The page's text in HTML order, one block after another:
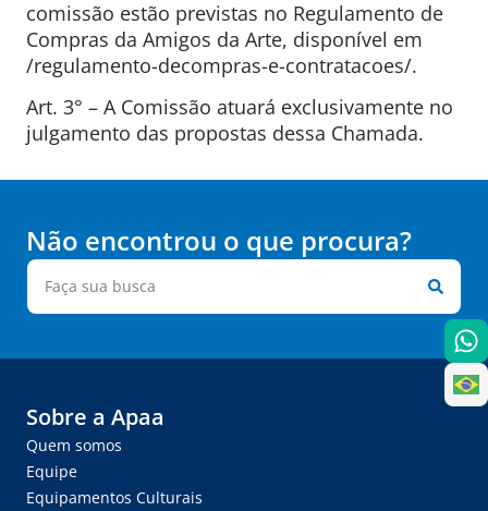
comissão estão previstas no Regulamento de
Compras da Amigos da Arte, disponível em
/regulamento-decompras-e-contratacoes/.
Art. 3° – A Comissão atuará exclusivamente no
julgamento das propostas dessa Chamada.
Não encontrou o que procura?
Sobre a Apaa
Quem somos
Equipe
Equipamentos Culturais